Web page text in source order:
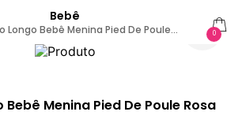
Bebê
Longo Bebê Menina Pied De Poule
Colorittá Rosa PB
0
Menina Pied De Poule Rosa